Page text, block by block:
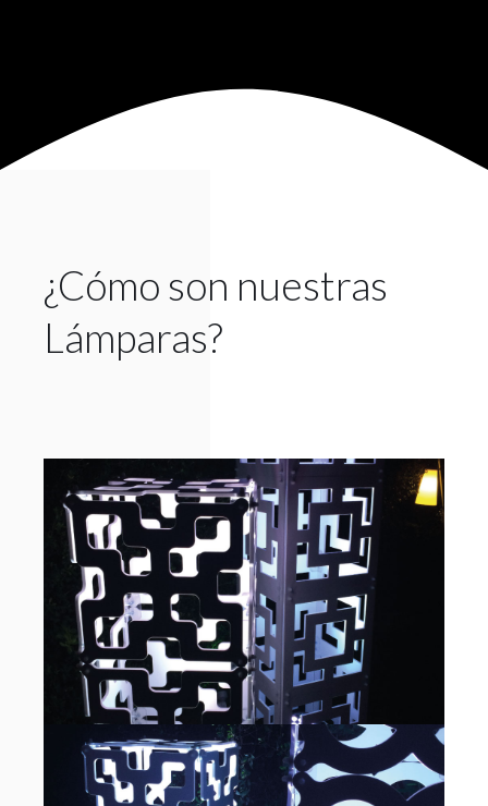
¿Cómo son nuestras
Lámparas?